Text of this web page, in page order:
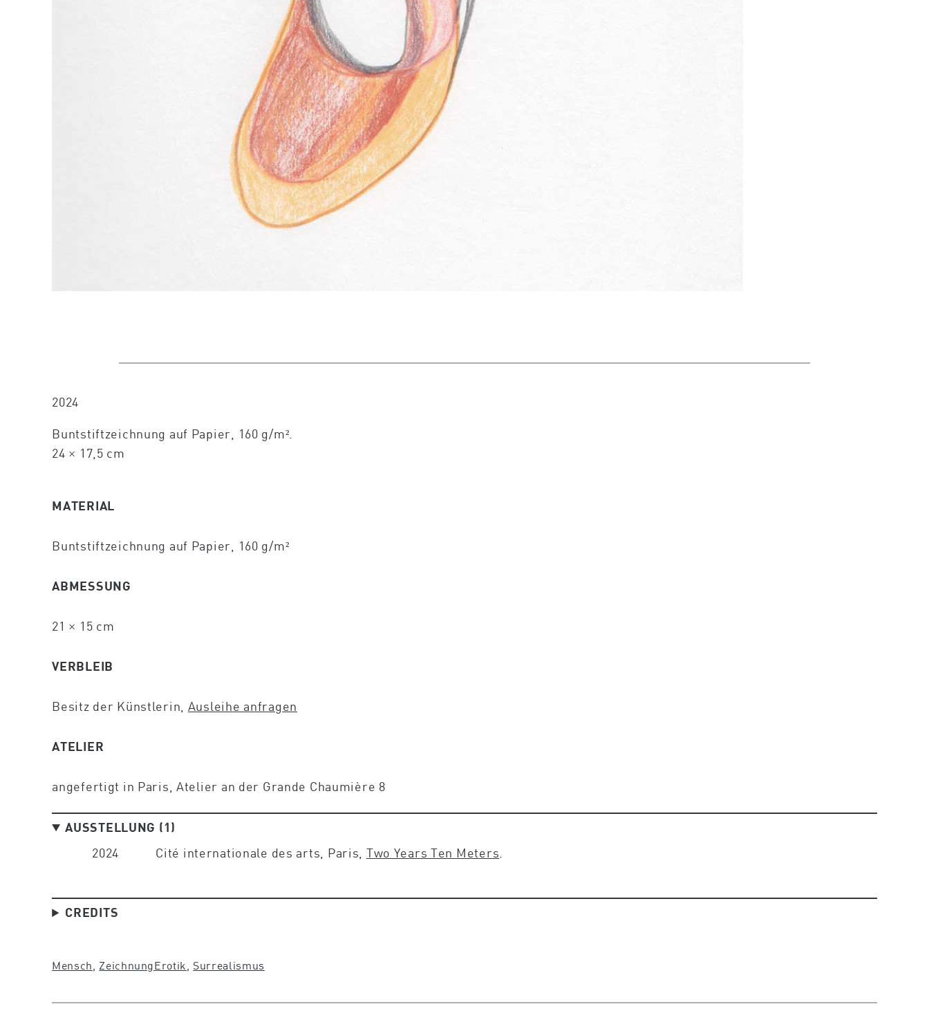
2024
Buntstiftzeichnung auf Papier, 160 g/m².
24 × 17,5 cm
MATERIAL
Buntstiftzeichnung auf Papier, 160 g/m²
ABMESSUNG
21 × 15 cm
VERBLEIB
Besitz der Künstlerin, Ausleihe anfragen
ATELIER
angefertigt in Paris, Atelier an der Grande Chaumière 8
AUSSTELLUNG (1)
2024
Cité internationale des arts, Paris, Two Years Ten Meters
CREDITS
Mensch ZeichnungErotik Surrealismus